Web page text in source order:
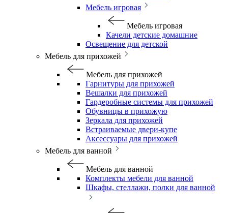
Мебель игровая
Мебель игровая
Качели детские домашние
Освещение для детской
Мебель для прихожей
Мебель для прихожей
Гарнитуры для прихожей
Вешалки для прихожей
Гардеробные системы для прихожей
Обувницы в прихожую
Зеркала для прихожей
Встраиваемые двери-купе
Аксессуары для прихожей
Мебель для ванной
Мебель для ванной
Комплекты мебели для ванной
Шкафы, стеллажи, полки для ванной